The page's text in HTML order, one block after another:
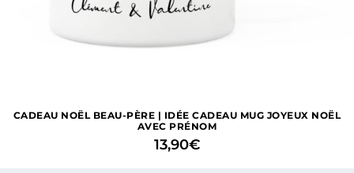
CADEAU NOËL BEAU-PÈRE | IDÉE CADEAU MUG JOYEUX NOËL
AVEC PRÉNOM
13,90€